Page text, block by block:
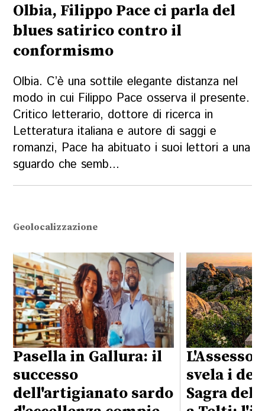
Olbia, Filippo Pace ci parla del
blues satirico contro il
conformismo
Olbia. C’è una sottile elegante distanza nel
modo in cui Filippo Pace osserva il presente.
Critico letterario, dottore di ricerca in
Letteratura italiana e autore di saggi e
romanzi, Pace ha abituato i suoi lettori a una
sguardo che semb...
Geolocalizzazione
Pasella in Gallura: il
successo
dell'artigianato sardo
svela i
Sagra del